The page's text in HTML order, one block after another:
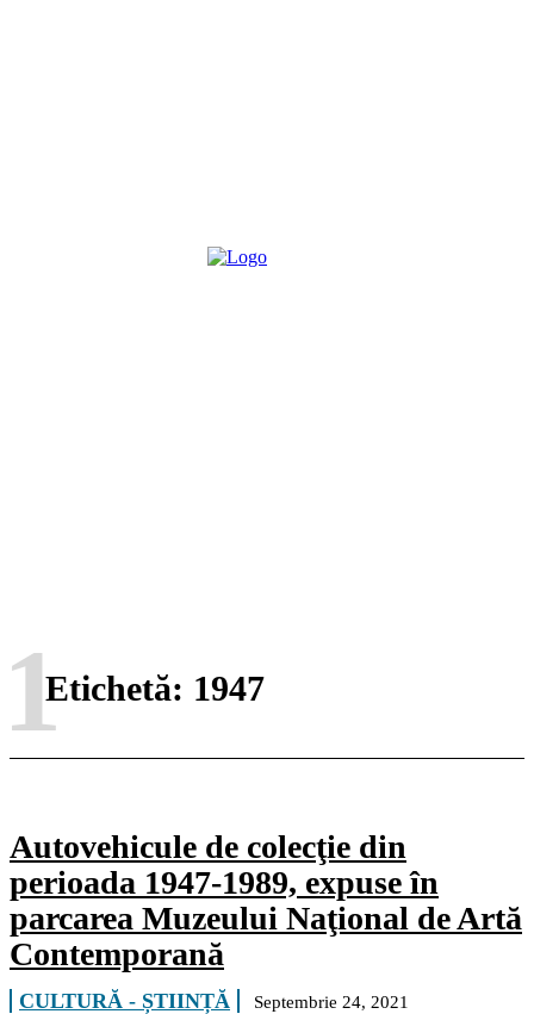
Etichetă: 1947
1
Autovehicule de colecţie din
perioada 1947-1989, expuse în
parcarea Muzeului Naţional de Artă
Contemporană
CULTURĂ - ȘTIINȚĂ Septembrie 24, 2021